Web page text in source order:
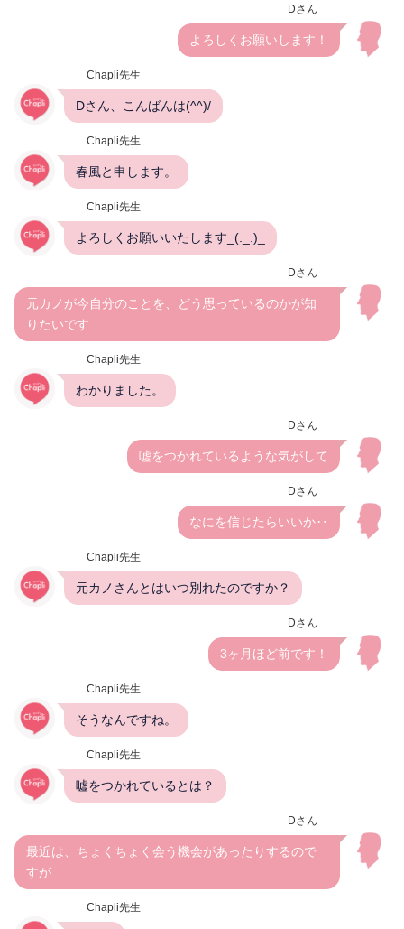
Dさん
よろしくお願いします！
Chapli先生
Dさん、こんばんは(^^)/
Chapli先生
春風と申します。
Chapli先生
よろしくお願いいたします_(._.)_
Dさん
元カノが今自分のことを、どう思っているのかが知
りたいです
Chapli先生
わかりました。
Dさん
嘘をつかれているような気がして
Dさん
なにを信じたらいいか‥
Chapli先生
元カノさんとはいつ別れたのですか？
Dさん
3ヶ月ほど前です！
Chapli先生
そうなんですね。
Chapli先生
嘘をつかれているとは？
Dさん
最近は、ちょくちょく会う機会があったりするので
すが
Chapli先生